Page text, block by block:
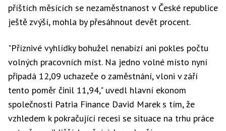
příštích měsících se nezaměstnanost v České republice
ještě zvýší, mohla by přesáhnout devět procent.
"Příznivé vyhlídky bohužel nenabízí ani pokles počtu
volných pracovních míst. Na jedno volné místo nyní
připadá 12,09 uchazeče o zaměstnání, vloni v září
tento poměr činil 11,94," uvedl hlavní ekonom
společnosti Patria Finance David Marek s tím, že
vzhledem k pokračující recesi se situace na trhu práce